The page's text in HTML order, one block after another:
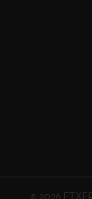
© 2026